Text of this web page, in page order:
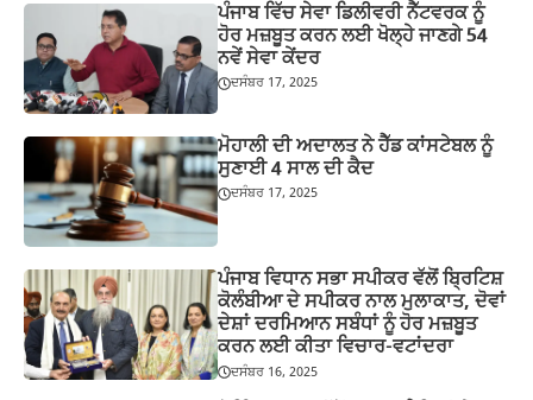
ਪੰਜਾਬ ਵਿੱਚ ਸੇਵਾ ਡਿਲੀਵਰੀ ਨੈੱਟਵਰਕ ਨੂੰ
ਹੋਰ ਮਜ਼ਬੂਤ ਕਰਨ ਲਈ ਖੋਲ੍ਹੇ ਜਾਣਗੇ 54
ਨਵੇਂ ਸੇਵਾ ਕੇਂਦਰ
ਦਸੰਬਰ 17, 2025
ਮੋਹਾਲੀ ਦੀ ਅਦਾਲਤ ਨੇ ਹੈੱਡ ਕਾਂਸਟੇਬਲ ਨੂੰ
ਸੁਣਾਈ 4 ਸਾਲ ਦੀ ਕੈਦ
ਦਸੰਬਰ 17, 2025
ਪੰਜਾਬ ਵਿਧਾਨ ਸਭਾ ਸਪੀਕਰ ਵੱਲੋਂ ਬ੍ਰਿਟਿਸ਼
ਕੋਲੰਬੀਆ ਦੇ ਸਪੀਕਰ ਨਾਲ ਮੁਲਾਕਾਤ, ਦੋਵਾਂ
ਦੇਸ਼ਾਂ ਦਰਮਿਆਨ ਸਬੰਧਾਂ ਨੂੰ ਹੋਰ ਮਜ਼ਬੂਤ
ਕਰਨ ਲਈ ਕੀਤਾ ਵਿਚਾਰ-ਵਟਾਂਦਰਾ
ਦਸੰਬਰ 16, 2025